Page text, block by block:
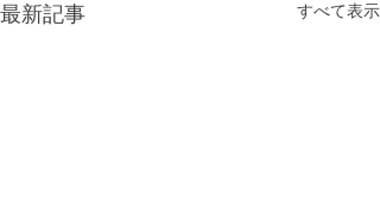
最新記事 すべて表示